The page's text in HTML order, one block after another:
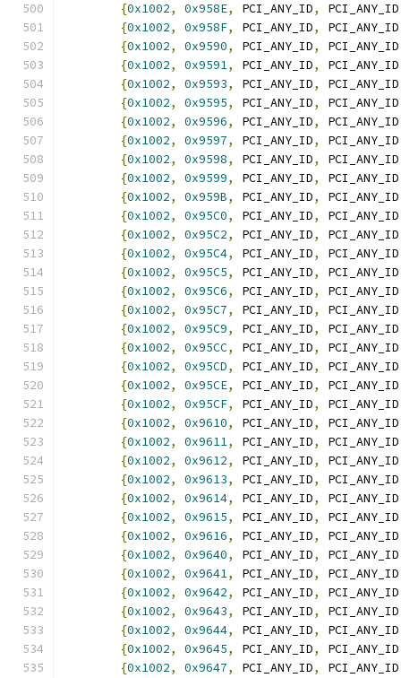
{0x1002, 0x958E, PCI_ANY_ID, PCI_ANY_ID
{0x1002, 0x958F, PCI_ANY_ID, PCI_ANY_ID
{0x1002, 0x9590, PCI_ANY_ID, PCI_ANY_ID
{0x1002, 0x9591, PCI_ANY_ID, PCI_ANY_ID
{0x1002, 0x9593, PCI_ANY_ID, PCI_ANY_ID
{0x1002, 0x9595, PCI_ANY_ID, PCI_ANY_ID
{0x1002, 0x9596, PCI_ANY_ID, PCI_ANY_ID
{0x1002, 0x9597, PCI_ANY_ID, PCI_ANY_ID
{0x1002, 0x9598, PCI_ANY_ID, PCI_ANY_ID
{0x1002, 0x9599, PCI_ANY_ID, PCI_ANY_ID
{0x1002, 0x959B, PCI_ANY_ID, PCI_ANY_ID
{0x1002, 0x95C0, PCI_ANY_ID, PCI_ANY_ID
{0x1002, 0x95C2, PCI_ANY_ID, PCI_ANY_ID
{0x1002, 0x95C4, PCI_ANY_ID, PCI_ANY_ID
{0x1002, 0x95C5, PCI_ANY_ID, PCI_ANY_ID
{0x1002, 0x95C6, PCI_ANY_ID, PCI_ANY_ID
{0x1002, 0x95C7, PCI_ANY_ID, PCI_ANY_ID
{0x1002, 0x95C9, PCI_ANY_ID, PCI_ANY_ID
{0x1002, 0x95CC, PCI_ANY_ID, PCI_ANY_ID
{0x1002, 0x95CD, PCI_ANY_ID, PCI_ANY_ID
{0x1002, 0x95CE, PCI_ANY_ID, PCI_ANY_ID
{0x1002, 0x95CF, PCI_ANY_ID, PCI_ANY_ID
{0x1002, 0x9610, PCI_ANY_ID, PCI_ANY_ID
{0x1002, 0x9611, PCI_ANY_ID, PCI_ANY_ID
{0x1002, 0x9612, PCI_ANY_ID, PCI_ANY_ID
{0x1002, 0x9613, PCI_ANY_ID, PCI_ANY_ID
{0x1002, 0x9614, PCI_ANY_ID, PCI_ANY_ID
{0x1002, 0x9615, PCI_ANY_ID, PCI_ANY_ID
{0x1002, 0x9616, PCI_ANY_ID, PCI_ANY_ID
{0x1002, 0x9640, PCI_ANY_ID, PCI_ANY_ID
{0x1002, 0x9641, PCI_ANY_ID, PCI_ANY_ID
{0x1002, 0x9642, PCI_ANY_ID, PCI_ANY_ID
{0x1002, 0x9643, PCI_ANY_ID, PCI_ANY_ID
{0x1002, 0x9644, PCI_ANY_ID, PCI_ANY_ID
{0x1002, 0x9645, PCI_ANY_ID, PCI_ANY_ID
{0x1002, 0x9647, PCI_ANY_ID, PCI_ANY_ID